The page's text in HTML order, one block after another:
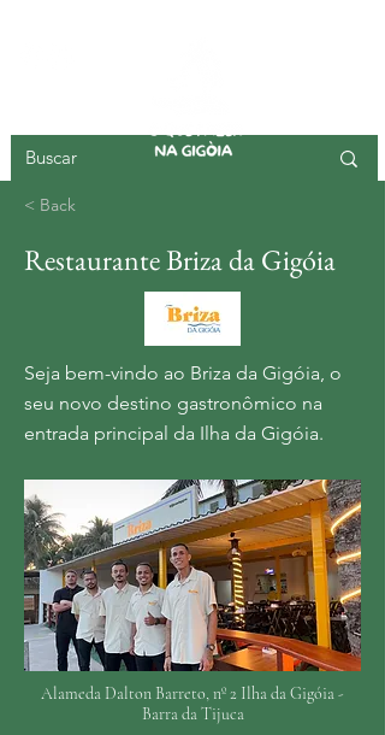
< Back
Restaurante Briza da Gigóia
Seja bem-vindo ao Briza da Gigóia, o
seu novo destino gastronômico na
entrada principal da Ilha da Gigóia.
Alameda Dalton Barreto, nº 2 Ilha da Gigóia -
Barra da Tijuca